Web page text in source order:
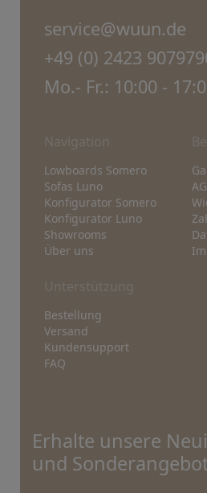
service@wuun.de
+49 (0) 2423
Mo.- Fr.: 10:00 -
Lowboards Somero
Sofas Luno
Konfigurator Somero
Konfigurator Luno
Showrooms
Über uns
Bestellung
Versand
Kundensupport
FAQ
Erhalte unsere
und